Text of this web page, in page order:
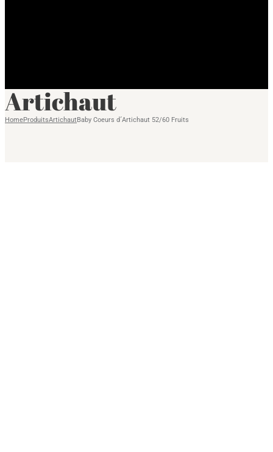
Artichaut
HomeProduitsArtichautBaby Coeurs d´Artichaut 52/60 Fruits